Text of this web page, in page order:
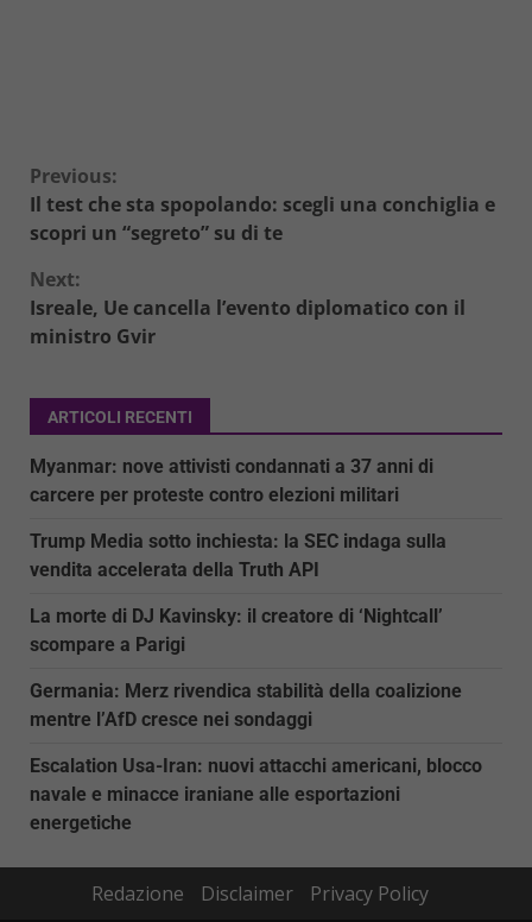
Continue
Reading
Previous:
Il test che sta spopolando: scegli una conchiglia e
scopri un “segreto” su di te
Next:
Isreale, Ue cancella l’evento diplomatico con il
ministro Gvir
ARTICOLI RECENTI
Myanmar: nove attivisti condannati a 37 anni di
carcere per proteste contro elezioni militari
Trump Media sotto inchiesta: la SEC indaga sulla
vendita accelerata della Truth API
La morte di DJ Kavinsky: il creatore di ‘Nightcall’
scompare a Parigi
Germania: Merz rivendica stabilità della coalizione
mentre l’AfD cresce nei sondaggi
Escalation Usa-Iran: nuovi attacchi americani, blocco
navale e minacce iraniane alle esportazioni
energetiche
Redazione Disclaimer Privacy Policy